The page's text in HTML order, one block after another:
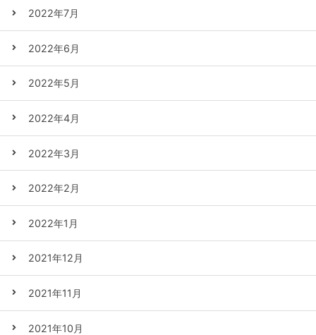
2022年7月
2022年6月
2022年5月
2022年4月
2022年3月
2022年2月
2022年1月
2021年12月
2021年11月
2021年10月